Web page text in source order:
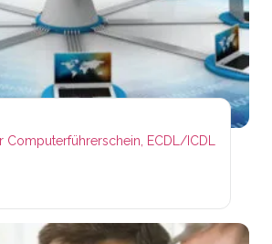
Computerführerschein, ECDL/ICDL